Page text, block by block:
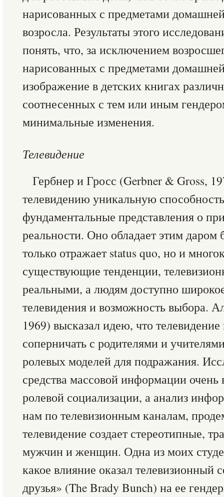
нарисованных с предметами
возросла. Результаты этого
понять, что, за исключением
нарисованных с предметами
изображение в детских книгах
соотнесенных с тем или иным
минимальные изменения.
Телевидение
Гербнер и Гросс (Gerbner & Gross,
телевидению уникальную
фундаментальные представления о
реальности. Оно обладает этим даром
только отражает status quo, но и
существующие тенденции,
реальными, а людям доступно
телевидения и возможность выбора.
1969) высказал идею, что
соперничать с родителями и
ролевых моделей для подражания.
средства массовой информации
ролевой социализации, а анализ
нам по телевизионным каналам,
телевидение создает стереотипные,
мужчин и женщин. Одна из моих
какое влияние оказал телевизионный
друзья» (The Brady Bunch) на ее